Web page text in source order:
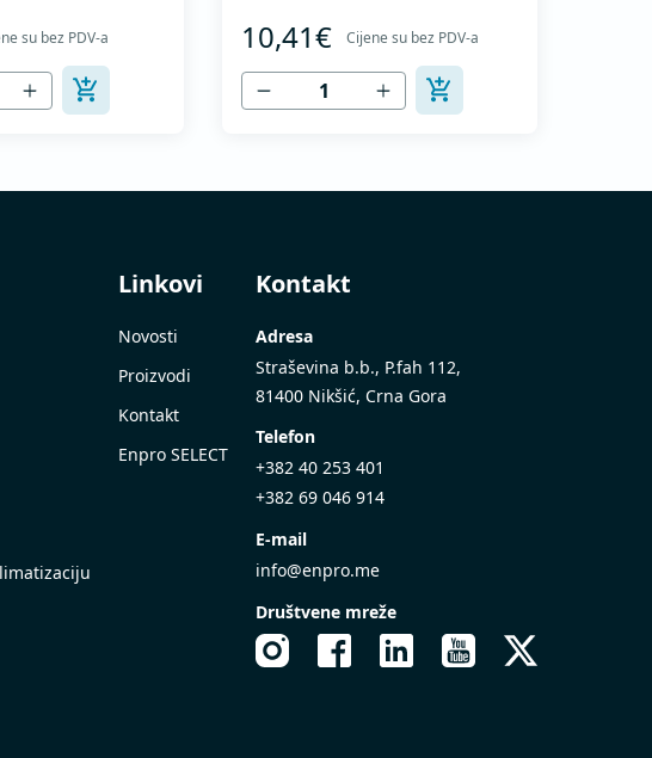
za hladno
sa
EN 1506 I
su bez PDV-a
lima DX51D + Z275 za hladno
oblikovanje. U skladu sa
standardima MEST EN 1506 I
MEST EN 12237.
10,41€ Cijene su bez PDV-a
Linkovi
Novosti
Proizvodi
Kontakt
Enpro SELECT
Kontakt
Adresa
Straševina b.b., P.fah 112,
81400 Nikšić, Crna Gora
Telefon
+382 40 253 401
+382 69 046 914
E-mail
info@enpro.me
Društvene mreže